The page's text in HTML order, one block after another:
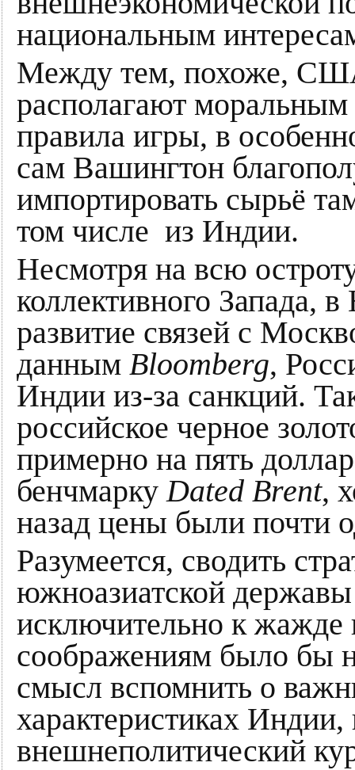
национальным
Между тем, похоже,
располагают
правила игры, в
сам Вашингтон
импортировать сырьё
том числе из Индии.
Несмотря на всю
коллективного Запада,
развитие связей с
данным Bloomberg,
Индии из-за санкций.
российское черное
примерно на пять
бенчмарку Dated Brent,
назад цены были почти
Разумеется, сводить
южноазиатской
исключительно к
соображениям было бы
смысл вспомнить о
характеристиках
внешнеполитический